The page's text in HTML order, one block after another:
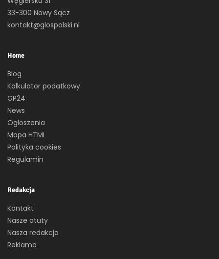
33-300 Nowy Sącz
kontakt@glospolski.nl
Home
Blog
Kalkulator podatkowy
GP24
News
Ogłoszenia
Mapa HTML
Polityka cookies
Regulamin
Redakcja
Kontakt
Nasze atuty
Nasza redakcja
Reklama